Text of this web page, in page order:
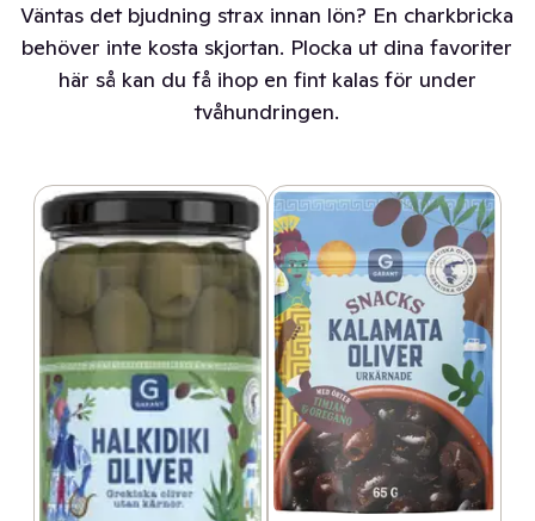
Väntas det bjudning strax innan lön? En charkbricka
behöver inte kosta skjortan. Plocka ut dina favoriter
här så kan du få ihop en fint kalas för under
tvåhundringen.